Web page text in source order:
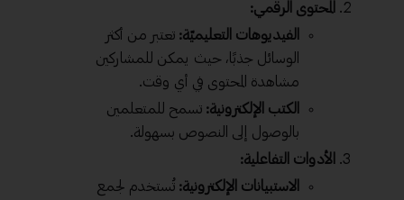
المحتوى الرقمي:
الفيديوهات التعليميّة: تعتبر من أكثر
الوسائل جذبًا، حيث يمكن للمشاركين
مشاهدة المحتوى في أي وقت.
الكتب الإلكترونية: تسمح للمتعلمين
بالوصول إلى النصوص بسهولة.
الأدوات التفاعلية:
الاستبيانات الإلكترونية: تُستخدم لجمع